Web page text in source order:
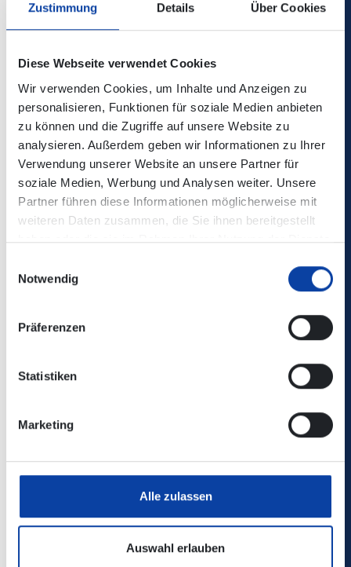
Zustimmung Details Über Cookies
Diese Webseite verwendet Cookies
Wir verwenden Cookies, um Inhalte und Anzeigen zu
personalisieren, Funktionen für soziale Medien anbieten
zu können und die Zugriffe auf unsere Website zu
analysieren. Außerdem geben wir Informationen zu Ihrer
Verwendung unserer Website an unsere Partner für
soziale Medien, Werbung und Analysen weiter. Unsere
Partner führen diese Informationen möglicherweise mit
weiteren Daten zusammen, die Sie ihnen bereitgestellt
haben oder die sie im Rahmen Ihrer Nutzung der Dienste
Notwendig
Präferenzen
Statistiken
Marketing
Alle zulassen
Auswahl erlauben
Monatskarte
Preistabelle für Schülerfahrkarten